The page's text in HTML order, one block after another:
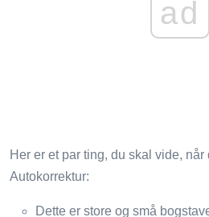
ad
Her er et par ting, du skal vide,
Autokorrektur:
Dette er store og små